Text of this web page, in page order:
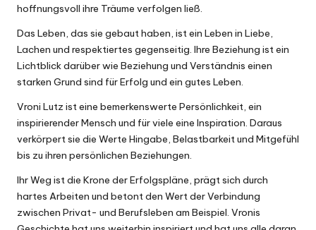
hoffnungsvoll ihre Träume verfolgen ließ.
Das Leben, das sie gebaut haben, ist ein Leben in Liebe,
Lachen und respektiertes gegenseitig. Ihre Beziehung ist ein
Lichtblick darüber wie Beziehung und Verständnis einen
starken Grund sind für Erfolg und ein gutes Leben.
Vroni Lutz ist eine bemerkenswerte Persönlichkeit, ein
inspirierender Mensch und für viele eine Inspiration. Daraus
verkörpert sie die Werte Hingabe, Belastbarkeit und Mitgefühl
bis zu ihren persönlichen Beziehungen.
Ihr Weg ist die Krone der Erfolgspläne, prägt sich durch
hartes Arbeiten und betont den Wert der Verbindung
zwischen Privat- und Berufsleben am Beispiel. Vronis